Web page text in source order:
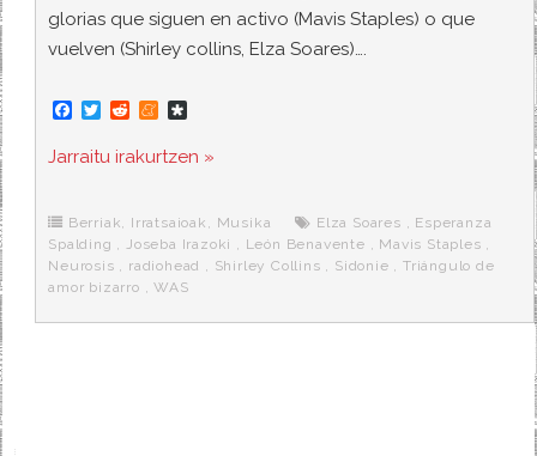
glorias que siguen en activo (Mavis Staples) o que
vuelven (Shirley collins, Elza Soares)….
F
c
e
o
k
T
i
t
r
R
d
d
M
n
e
e
a
s
r
a
Jarraitu irakurtzen »
Berriak, Irratsaioak , Musika Elza Soares , Esperanza
Spalding ,Joseba Irazoki , León Benavente , Mavis Staples ,
Neurosis , radiohead , Shirley Collins , Sidonie ,Triángulo de
amor bizarro ,WAS